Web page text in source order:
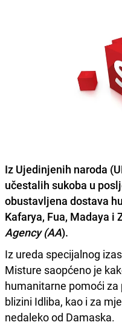
Iz Ujedinjenih naroda
učestalih sukoba u
obustavljena dostava
Kafarya, Fua, Madaya i
Agency (AA).
Iz ureda specijalnog
Misture saopćeno je
humanitarne pomoći za
blizini Idliba, kao i za
nedaleko od Damaska.